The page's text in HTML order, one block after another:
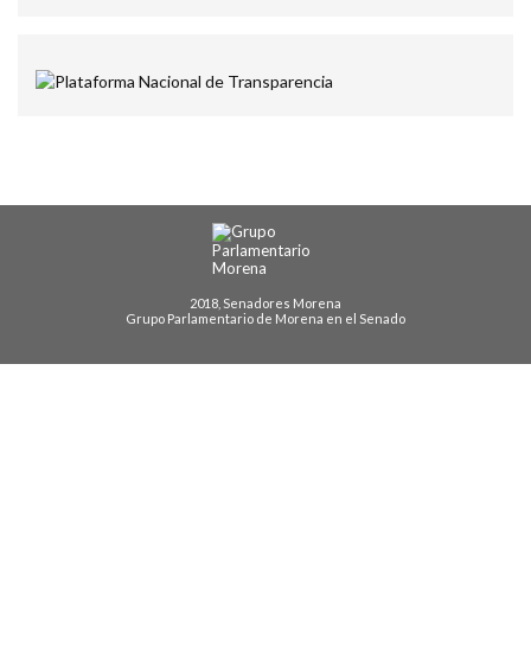
2018, Senadores Morena
Grupo Parlamentario de Morena en el Senado